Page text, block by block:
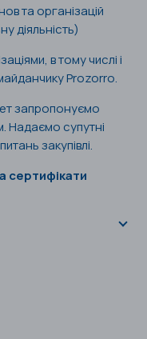
та організацій
діяльність)
в тому числі і
Prozorro.
запропонуємо
Надаємо супутні
закупівлі.
сертифікати